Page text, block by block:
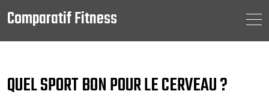
content
Comparatif Fitness
QUEL SPORT BON POUR LE CERVEAU ?